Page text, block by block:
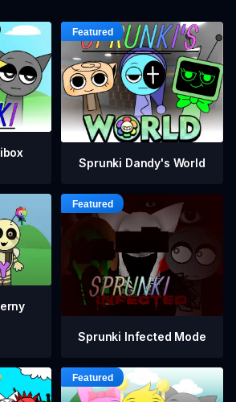
Sprunki Dandy's World
Sprunki Infected Mode